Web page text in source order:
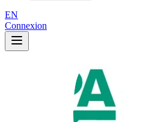
EN
Connexion